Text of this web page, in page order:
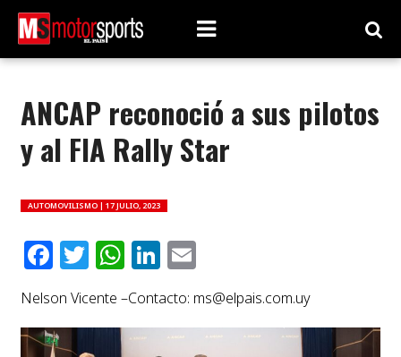
ANCAP reconoció a sus pilotos
y al FIA Rally Star
AUTOMOVILISMO | 17 JULIO, 2023
Facebook
Twitter
WhatsApp
LinkedIn
Email
Nelson Vicente –Contacto: ms@elpais.com.uy